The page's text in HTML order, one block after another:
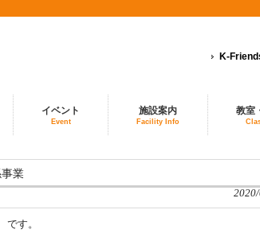
K-
イベント
Event
施設案内
Facility Info
教室
業
す。